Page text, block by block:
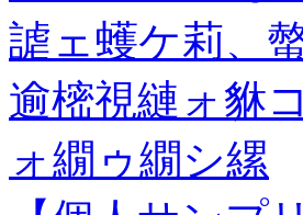
謔ェ蠖ケ莉、
逾樒視縺ォ貅
ォ繝ゥ繝シ縲